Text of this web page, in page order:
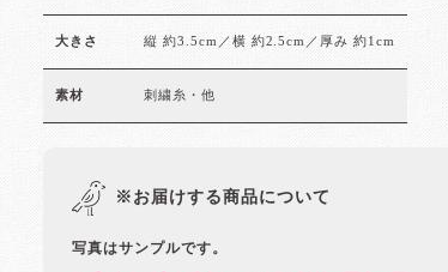
大きさ 縦 約3.5cm／横 約2.5cm／厚み 約1cm
素材 刺繍糸・他
※お届けする商品について
写真はサンプルです。